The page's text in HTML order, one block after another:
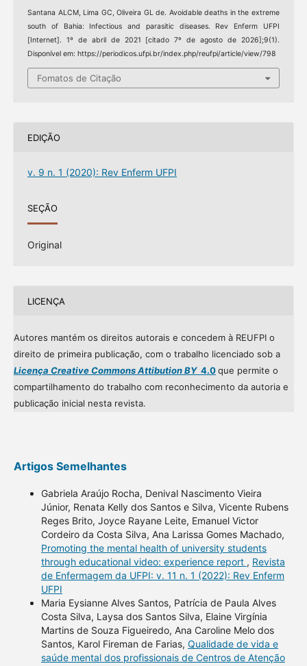
Santana ALCM, Lima GC, Oliveira GL de. Avoidable deaths in the extreme
south of Bahia: Infectious and parasitic diseases. Rev Enferm UFPI
[Internet]. 1º de abril de 2021 [citado 7º de agosto de 2026];9(1).
Disponível em: https://periodicos.ufpi.br/index.php/reufpi/article/view/798
Fomatos de Citação
EDIÇÃO
v. 9 n. 1 (2020): Rev Enferm UFPI
SEÇÃO
Original
LICENÇA
Autores mantém os direitos autorais e concedem à REUFPI o
direito de primeira publicação, com o trabalho licenciado sob a
Licença Creative Commons Attibution BY4.0que permite o
compartilhamento do trabalho com reconhecimento da autoria e
publicação inicial nesta revista.
Artigos Semelhantes
Gabriela Araújo Rocha, Denival Nascimento Vieira
Júnior, Renata Kelly dos Santos e Silva, Vicente Rubens
Reges Brito, Joyce Rayane Leite, Emanuel Victor
Cordeiro da Costa Silva, Ana Larissa Gomes Machado,
Promoting the mental health of university students
through educational video: experience report , Revista
de Enfermagem da UFPI: v. 11 n. 1 (2022): Rev Enferm
UFPI
Maria Eysianne Alves Santos, Patrícia de Paula Alves
Costa Silva, Laysa dos Santos Silva, Elaine Virgínia
Martins de Souza Figueiredo, Ana Caroline Melo dos
Santos, Karol Fireman de Farias, Qualidade de vida e
saúde mental dos profissionais de Centros de Atenção